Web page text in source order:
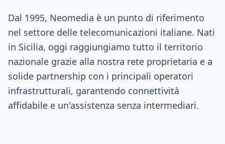
Dal 1995, Neomedia è un punto di riferimento
nel settore delle telecomunicazioni italiane. Nati
in Sicilia, oggi raggiungiamo tutto il territorio
nazionale grazie alla nostra rete proprietaria e a
solide partnership con i principali operatori
infrastrutturali, garantendo connettività
affidabile e un'assistenza senza intermediari.